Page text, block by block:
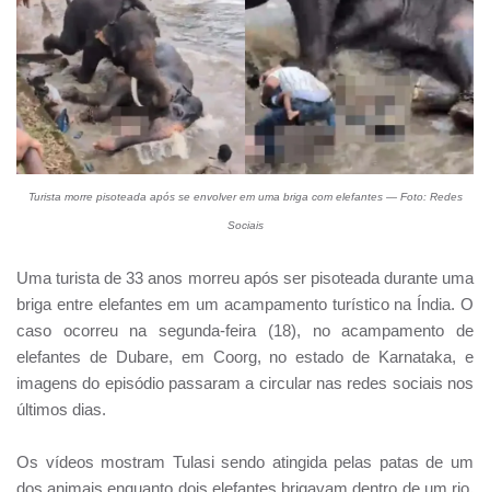
Turista morre pisoteada após se envolver em uma briga com elefantes — Foto: Redes
Sociais
Uma turista de 33 anos morreu após ser pisoteada durante uma
briga entre elefantes em um acampamento turístico na Índia. O
caso ocorreu na segunda-feira (18), no acampamento de
elefantes de Dubare, em Coorg, no estado de Karnataka, e
imagens do episódio passaram a circular nas redes sociais nos
últimos dias.
Os vídeos mostram Tulasi sendo atingida pelas patas de um
dos animais enquanto dois elefantes brigavam dentro de um rio.